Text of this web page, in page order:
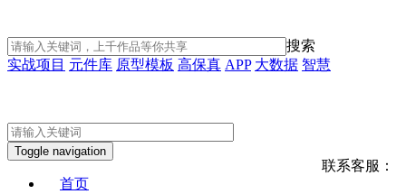
搜索
实战项目 元件库 原型模板 高保真 APP 大数据 智慧
联系客服：
Toggle navigation
首页